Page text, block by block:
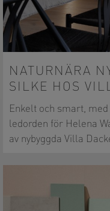
NATURNÄRA
SILKE HOS
Enkelt och smart,
ledorden för Helena
av nybyggda Villa